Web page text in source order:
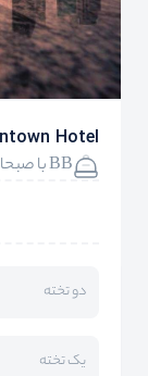
Hotel
BB با صبحانه
دو تخته
یک تخته